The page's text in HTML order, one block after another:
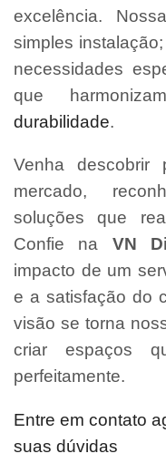
excelência.
simples
necessidades
que
durabilidade.
Venha
mercado,
soluções que
Confie na VN
impacto de um
e a satisfação do
visão se torna
criar espaços
perfeitamente.
Entre em contato
suas dúvidas